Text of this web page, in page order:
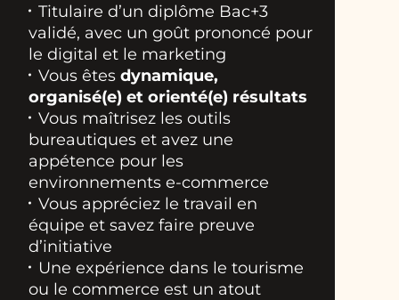
Titulaire d’un diplôme Bac+3
validé, avec un goût prononcé pour
le digital et le marketing
Vous êtes dynamique,
organisé(e) et orienté(e) résultats
Vous maîtrisez les outils
bureautiques et avez une
appétence pour les
environnements e-commerce
Vous appréciez le travail en
équipe et savez faire preuve
d’initiative
Une expérience dans le tourisme
ou le commerce est un atout